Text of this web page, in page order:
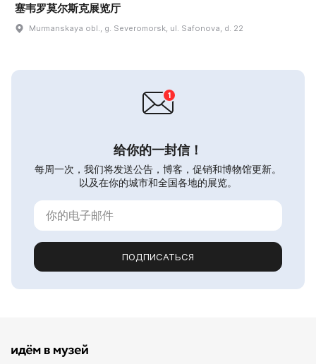
塞韦罗莫尔斯克展览厅
Murmanskaya obl., g. Severomorsk, ul. Safonova, d. 22
给你的一封信！
每周一次，我们将发送公告，博客，促销和博物馆更新。
以及在你的城市和全国各地的展览。
ПОДПИСАТЬСЯ